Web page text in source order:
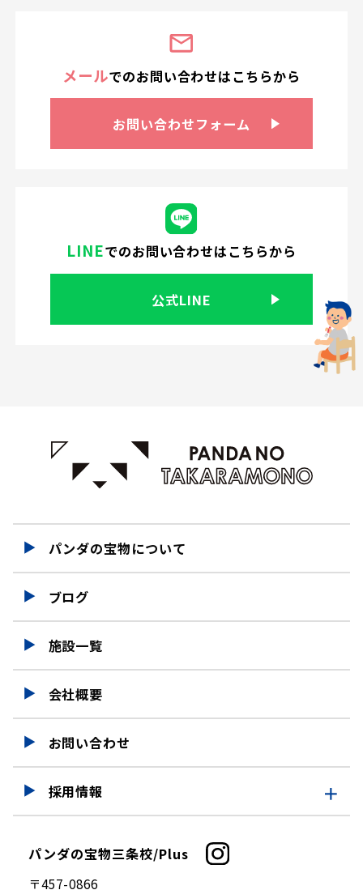
メールでのお問い合わせはこちらから
お問い合わせフォーム
LINEでのお問い合わせはこちらから
公式LINE
パンダの宝物について
ブログ
施設一覧
会社概要
お問い合わせ
採用情報
採用情報
仕事を知る
パンダの宝物三条校/Plus
〒457-0866